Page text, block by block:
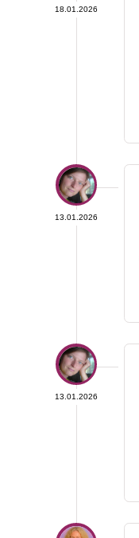
18.01.2026
13.01.2026
13.01.2026